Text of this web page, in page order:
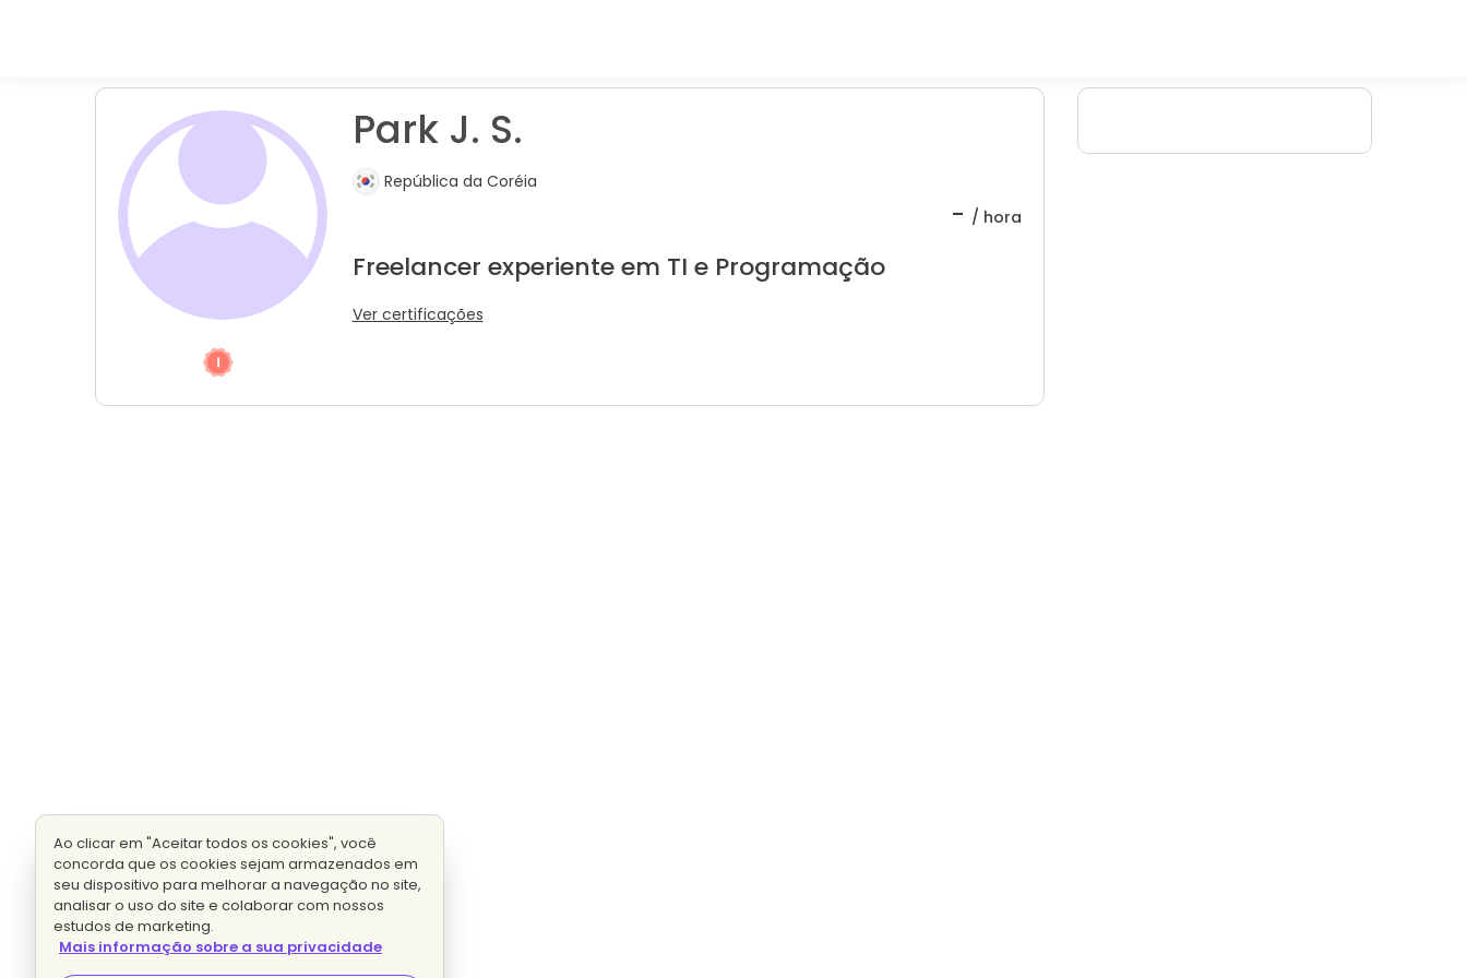
Park J. S.
República da Coréia
- / hora
Freelancer experiente em TI e Programação
Ver certificações
Ao clicar em "Aceitar todos os cookies", você
concorda que os cookies sejam armazenados em
seu dispositivo para melhorar a navegação no site,
analisar o uso do site e colaborar com nossos
estudos de marketing.
Mais informação sobre a sua privacidade